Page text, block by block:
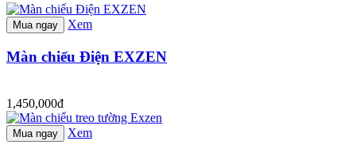
Mua ngay Xem
Màn chiếu Điện EXZEN
1,450,000đ
Mua ngay Xem